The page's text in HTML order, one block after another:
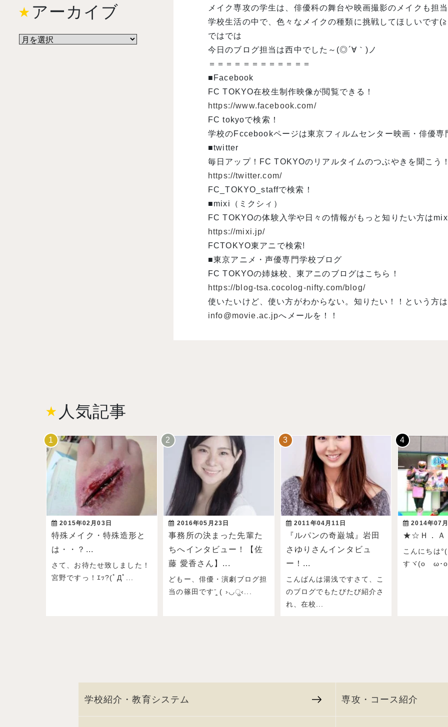
メイク専攻の学生は、俳優科の舞台や映画撮影のメイクも担
学校生活の中で、色々なメイクの種類に挑戦してほしいです
ではでは
今日のブログ担当は西中でした～(◎´∀｀)ノ
＝＝＝＝＝＝＝＝＝＝＝＝
■Facebook
FC TOKYO在校生制作映像が閲覧できる！
https://www.facebook.com/
FC tokyoで検索！
学校のFccebookページは東京フィルムセンター映画・俳優専
■twitter
毎日アップ！FC TOKYOのリアルタイムのつぶやきを聞こう
https://twitter.com/
FC_TOKYO_staffで検索！
■mixi（ミクシィ）
FC TOKYOの体験入学や日々の情報がもっと知りたい方は
https://mixi.jp/
FCTOKYO東アニで検索!
■東京アニメ・声優専門学校ブログ
FC TOKYOの姉妹校、東アニのブログはこちら！
https://blog-tsa.cocolog-nifty.com/blog/
使いたいけど、使い方がわからない。知りたい！！という方は
info@movie.ac.jpへメールを！！
アーカイブ
人気記事
2015年02月03日
特殊メイク・特殊造形と
は・・？...
さて、お待たせ致しました！
宮野ですっ！ｴｯ?(ﾟДﾟ...
2016年05月23日
事務所の決まった先輩た
ちへインタビュー！【佐
藤 愛香さん】...
どもー、俳優・演劇ブログ担
当の篠田ですˉ̞̭ ( ›◡ु‹...
2011年04月11日
『ルパンの奇巌城』岩田
さゆりさんインタビュ
ー！...
こんばんは湯浅ですさて、こ
のブログでもたびたび紹介さ
れ、在校...
2014年07
★☆Ｈ．
こんにちは
すヾ(oゝω･
学校紹介・教育システム 専攻・コース紹介